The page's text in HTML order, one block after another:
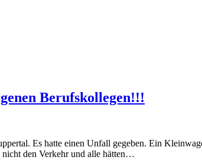
Berufskollegen!!!
Es hatte einen Unfall gegeben. Ein
den Verkehr und alle hätten…